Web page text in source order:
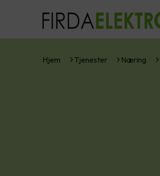
Hjem Tjenester Næring